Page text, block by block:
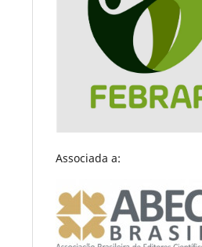
Associada a: